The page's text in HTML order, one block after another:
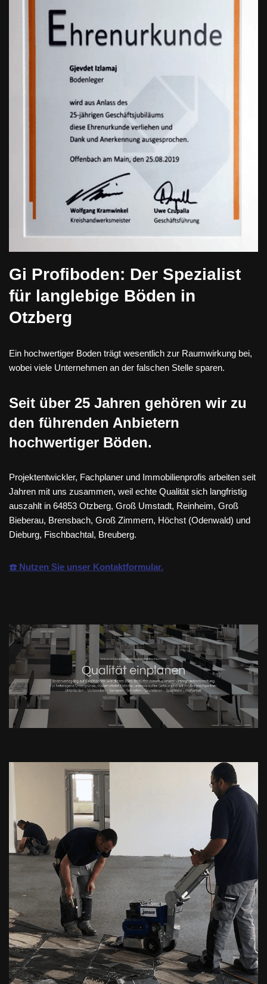
Gi Profiboden: Der Spezialist
für langlebige Böden in
Otzberg
Ein hochwertiger Boden trägt wesentlich zur Raumwirkung bei,
wobei viele Unternehmen an der falschen Stelle sparen.
Seit über 25 Jahren gehören wir zu
den führenden Anbietern
hochwertiger Böden.
Projektentwickler, Fachplaner und Immobilienprofis arbeiten seit
Jahren mit uns zusammen, weil echte Qualität sich langfristig
auszahlt in 64853 Otzberg, Groß Umstadt, Reinheim, Groß
Bieberau, Brensbach, Groß Zimmern, Höchst (Odenwald) und
Dieburg, Fischbachtal, Breuberg.
☎️ Nutzen Sie unser Kontaktformular.